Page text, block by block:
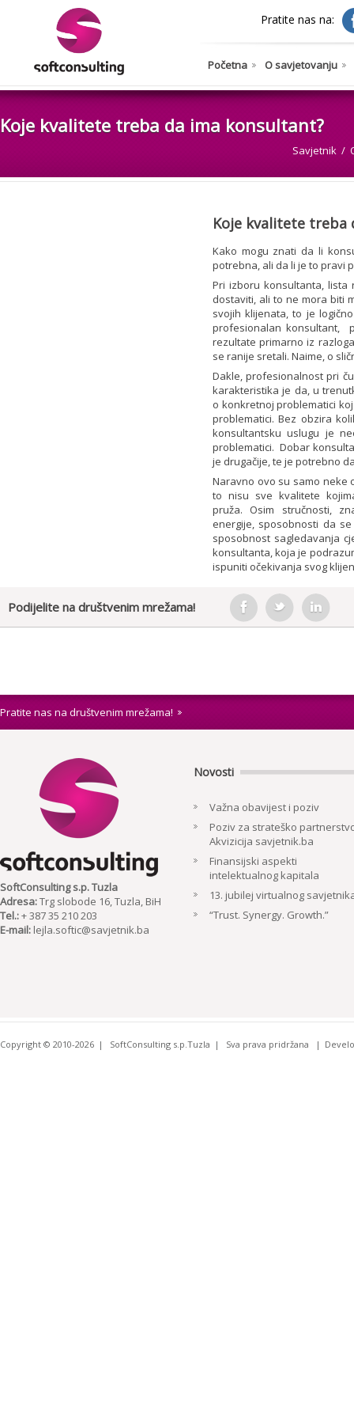
Pratite nas na:
Početna O savjetovanju
Koje kvalitete treba da ima konsultant?
Savjetnik
Koje kvalitete treba
Kako mogu znati da li
potrebna, ali da li je to pravi
Pri izboru konsultanta, lista
dostaviti, ali to ne mora biti
svojih klijenata, to je
profesionalan konsultant,
rezultate primarno iz
se ranije sretali. Naime, o
Dakle, profesionalnost pri
karakteristika je da, u
o konkretnoj problematici
problematici. Bez obzira
konsultantsku uslugu je
problematici. Dobar
je drugačije, te je potrebno
Naravno ovo su samo neke
to nisu sve kvalitete
pruža. Osim stručnosti,
energije, sposobnosti da
sposobnost sagledavanja
konsultanta, koja je
ispuniti očekivanja svog
Podijelite na društvenim mrežama!
Pratite nas na društvenim mrežama!
SoftConsulting s.p. Tuzla
Adresa:Trg slobode 16, Tuzla, BiH
Tel.:+ 387 35 210 203
E-mail: lejla.softic@savjetnik.ba
Novosti
Važna obavijest i poziv
Poziv za strateško
Akvizicija savjetnik.ba
Finansijski aspekti
intelektualnog kapitala
13. jubilej virtualnog
“Trust. Synergy. Growth.”
Copyright © 2010-2026 SoftConsulting s.p.Tuzla Sva prava pridržana